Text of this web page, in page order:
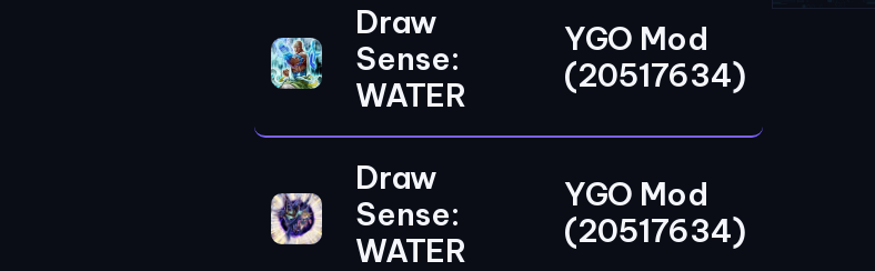
Draw
Sense:
WATER
YGO Mod
(20517634)
Draw
Sense:
WATER
YGO Mod
(20517634)